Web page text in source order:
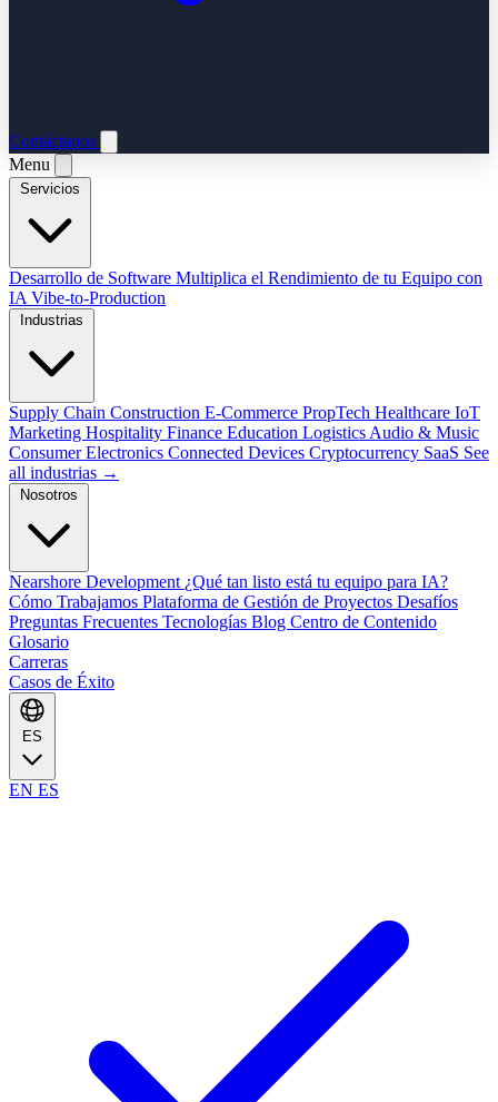
Contáctanos
Menu
Desarrollo de Software Multiplica el Rendimiento de tu Equipo con
IA Vibe-to-Production
Supply Chain Construction E-Commerce PropTech Healthcare IoT
Marketing Hospitality Finance Education Logistics Audio & Music
Consumer Electronics Connected Devices Cryptocurrency SaaS See
all industrias →
Nearshore Development ¿Qué tan listo está tu equipo para IA?
Cómo Trabajamos Plataforma de Gestión de Proyectos Desafíos
Preguntas Frecuentes Tecnologías Blog Centro de Contenido
Glosario
Carreras
Casos de Éxito
EN ES